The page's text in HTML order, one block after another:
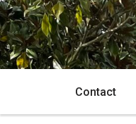
Contact